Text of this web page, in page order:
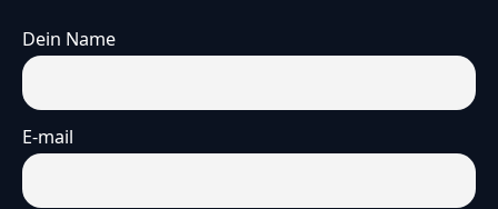
Dein Name
E-mail